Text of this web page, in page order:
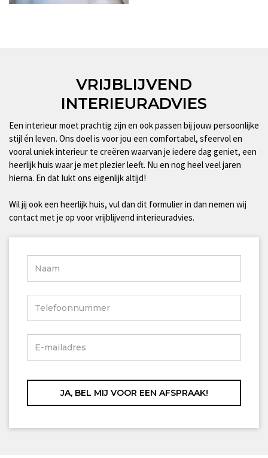
VRIJBLIJVEND
INTERIEURADVIES
Een interieur moet prachtig zijn en ook passen bij jouw persoonlijke
stijl én leven. Ons doel is voor jou een comfortabel, sfeervol en
vooral uniek interieur te creëren waarvan je iedere dag geniet, een
heerlijk huis waar je met plezier leeft. Nu en nog heel veel jaren
hierna. En dat lukt ons eigenlijk altijd!
Wil jij ook een heerlijk huis, vul dan dit formulier in dan nemen wij
contact met je op voor vrijblijvend interieuradvies.